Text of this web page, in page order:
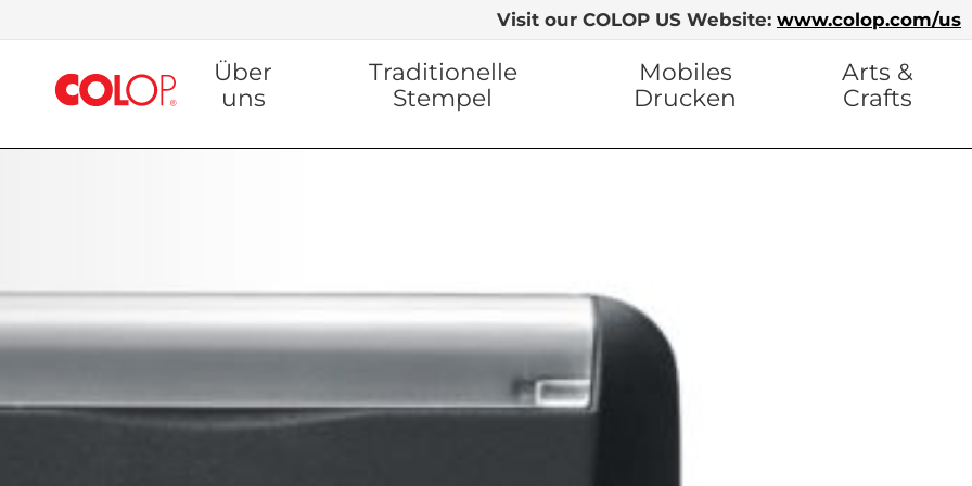
Visit our COLOP US Website: www.colop.com/us
springen
Über
uns
Traditionelle
Stempel
Mobiles
Drucken
Arts &
Crafts